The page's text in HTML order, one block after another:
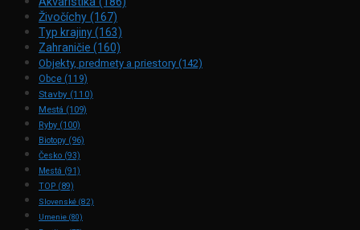
Živočíchy (167)
Typ krajiny(163)
Zahraničie (160)
Objekty, predmety a priestory (142)
Obce (119)
Stavby (110)
Mestá (109)
Ryby (100)
Biotopy (96)
Česko (93)
Mestá (91)
TOP (89)
Slovenské (82)
Umenie (80)